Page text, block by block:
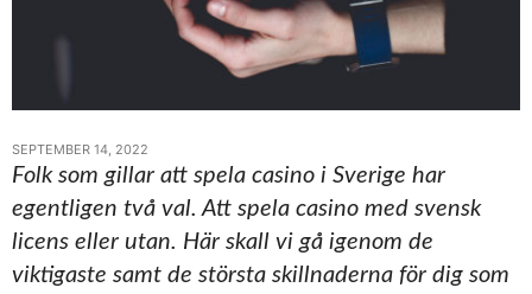
SEPTEMBER 14, 2022
Folk som gillar att spela casino i Sverige har
egentligen två val. Att spela casino med svensk
licens eller utan. Här skall vi gå igenom de
viktigaste samt de största skillnaderna för dig som